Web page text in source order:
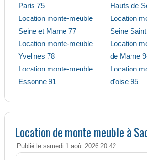
Paris 75
Location monte-meuble
Seine et Marne 77
Location monte-meuble
Yvelines 78
Location monte-meuble
Essonne 91
Hauts de
Location
Seine
Location
de Marne
Location
d'oise 95
Location de monte meuble à
Publié le samedi 1 août 2026 20:42